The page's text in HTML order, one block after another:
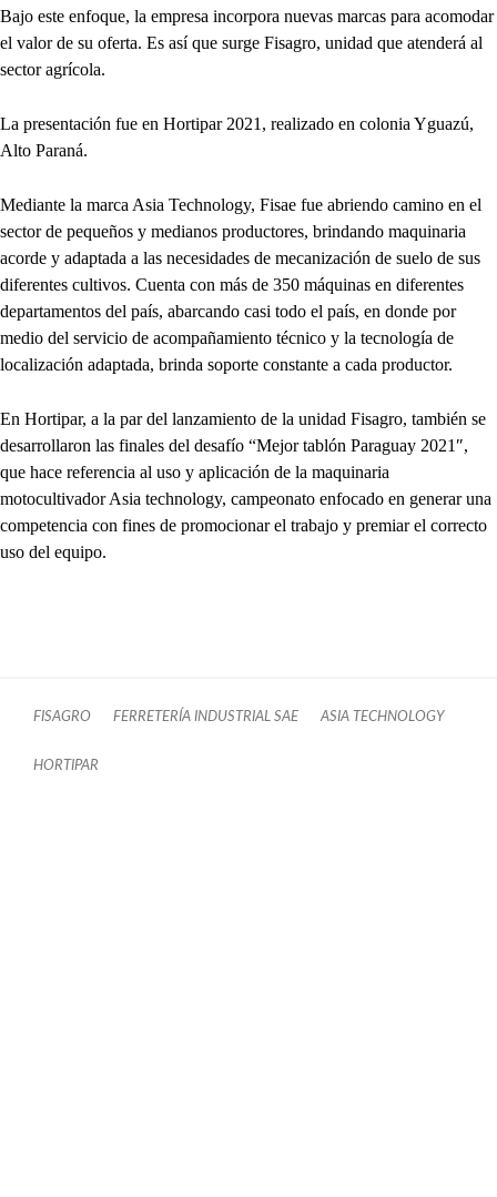
Bajo este enfoque, la empresa incorpora nuevas marcas para acomodar
el valor de su oferta. Es así que surge Fisagro, unidad que atenderá al
sector agrícola.
La presentación fue en Hortipar 2021, realizado en colonia Yguazú,
Alto Paraná.
Mediante la marca Asia Technology, Fisae fue abriendo camino en el
sector de pequeños y medianos productores, brindando maquinaria
acorde y adaptada a las necesidades de mecanización de suelo de sus
diferentes cultivos. Cuenta con más de 350 máquinas en diferentes
departamentos del país, abarcando casi todo el país, en donde por
medio del servicio de acompañamiento técnico y la tecnología de
localización adaptada, brinda soporte constante a cada productor.
En Hortipar, a la par del lanzamiento de la unidad Fisagro, también se
desarrollaron las finales del desafío “Mejor tablón Paraguay 2021″,
que hace referencia al uso y aplicación de la maquinaria
motocultivador Asia technology, campeonato enfocado en generar una
competencia con fines de promocionar el trabajo y premiar el correcto
uso del equipo.
FISAGRO FERRETERÍA INDUSTRIAL SAE ASIA TECHNOLOGY
HORTIPAR